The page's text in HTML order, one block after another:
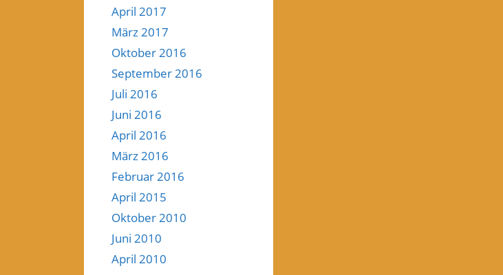
April 2017
März 2017
Oktober 2016
September 2016
Juli 2016
Juni 2016
April 2016
März 2016
Februar 2016
April 2015
Oktober 2010
Juni 2010
April 2010